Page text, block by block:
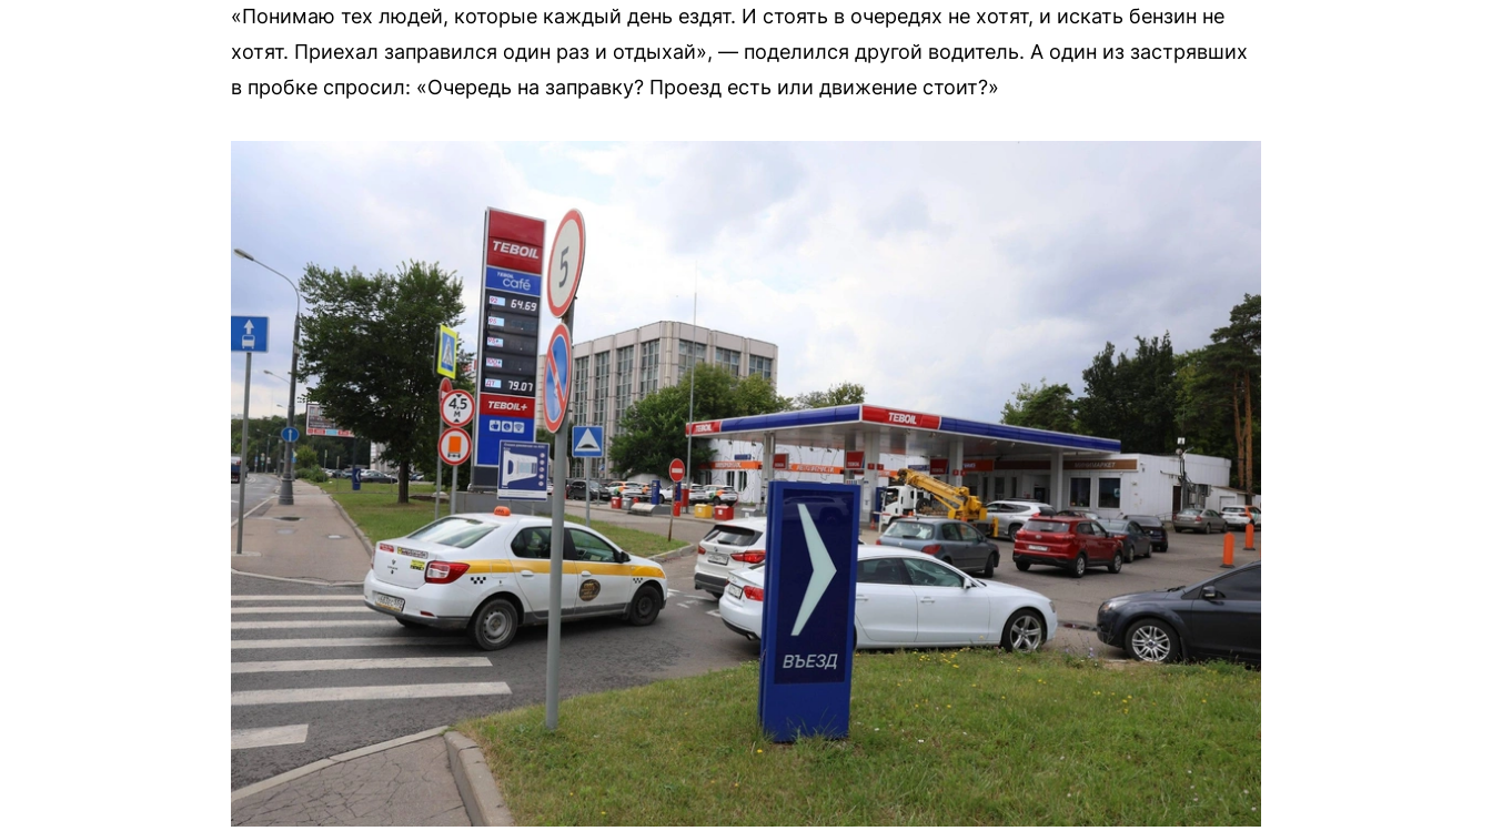
«Понимаю тех людей, которые каждый день ездят. И стоять в очередях не хотят, и искать бензин не
хотят. Приехал заправился один раз и отдыхай», — поделился другой водитель. А один из застрявших
в пробке спросил: «Очередь на заправку? Проезд есть или движение стоит?»